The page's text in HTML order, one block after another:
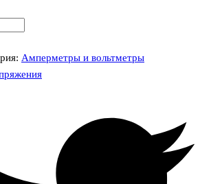
Амперметры и вольтметры